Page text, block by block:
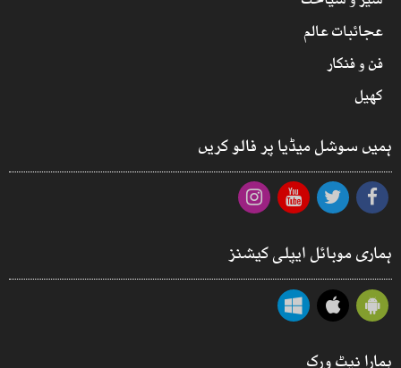
عجائبات عالم
فن و فنکار
کھیل
ہمیں سوشل میڈیا پر فالو کریں
ہماری موبائل ایپلی کیشنز